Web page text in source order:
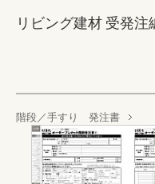
リビング建材 受発
階段／手すり 発注書